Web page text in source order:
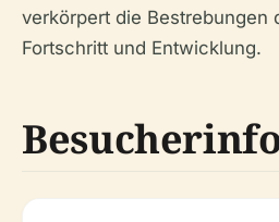
verkörpert die Bestrebungen
Fortschritt und Entwicklung.